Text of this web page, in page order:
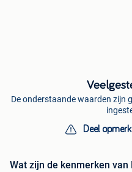
De onderstaande waarden zijn
Deel
Wat zijn de kenmerken